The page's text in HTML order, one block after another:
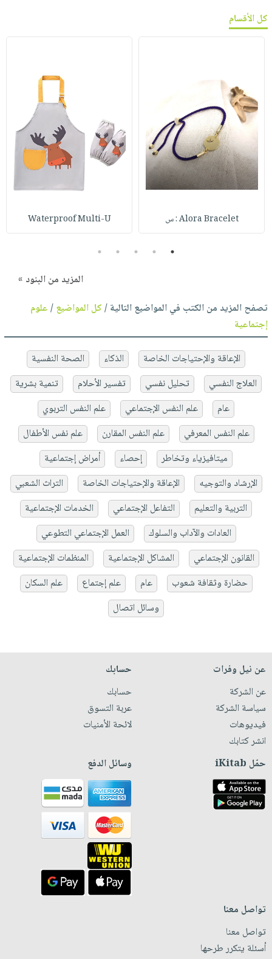
كل الأقسام
Alora Bracelet : س Waterproof Multi-U
1
2
3
4
5
المزيد من البنود »
تصفح المزيد من الكتب في المواضيع التالية /كل المواضيع/علوم
إجتماعية
الإعاقة والإحتياجات الخاصة الذكاء
الصحة النفسية
العلاج النفسي
تحليل نفسي تفسير الأحلام
تنمية بشرية
عام
علم النفس الإجتماعي
علم النفس التربوي
علم النفس المعرفي
علم النفس المقارن
علم نفس الأطفال
ميتافيزياء وتخاطر
إحصاء
أمراض إجتماعية
الإرشاد والتوجيه
الإعاقة والإحتياجات الخاصة
التراث الشعبي
التربية والتعليم
التفاعل الإجتماعي
الخدمات الإجتماعية
العادات والآداب والسلوك
العمل الإجتماعي التطوعي
القانون الإجتماعي
المشاكل الإجتماعية
المنظمات الإجتماعية
حضارة وثقافة شعوب
عام علم إجتماع
علم السكان
وسائل اتصال
عن نيل وفرات
عن الشركة
سياسة الشركة
فيديوهات
انشر كتابك
حسابك
حسابك
عربة التسوق
لائحة الأمنيات
حمّل iKitab وسائل الدفع
تواصل معنا
تواصل معنا
أسئلة يتكرر طرحها